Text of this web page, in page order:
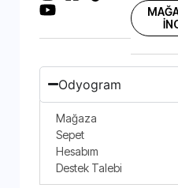
Odyogram
Mağaza
Sepet
Hesabım
Destek Talebi